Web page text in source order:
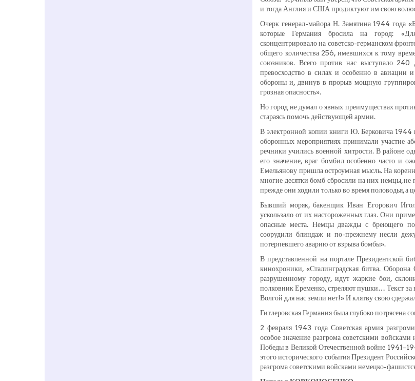
и тогда Англия и США продиктуют им свою
Очерк генерал-майора Н. Замятина 1944 года
которые Германия бросила на город:
сконцентрировало на советско-германском
общего количества 256, имевшихся к тому
союзников. Всего против нас выступало
превосходство в силах и особенно в авиации
обороны и, двинув в прорыв мощную
грозная опасность».
Но город не думал о явных преимуществах
стараясь помочь действующей армии.
В электронной копии книги Ю. Берковича 1944
оборонных мероприятиях принимали участие
речники учились военной хитрости. В районе
его значение, враг бомбил особенно часто и
Емельянову пришла остроумная мысль. На
многие десятки бомб сбросили на них немцы, не
прежде они ходили только во время половодья,
Бывший моряк, бакенщик Иван Егорович
ускользало от их настороженных глаз. Они
опасные места. Немцы дважды с бреющего
соорудили блиндаж и по-прежнему несли
потерпевшего аварию от взрыва бомбы».
В представленной на портале Президентской
кинохроники, «Сталинградская битва.
разрушенному городу, идут жаркие бои,
полковник Еременко, стреляют пушки… Текст за
Волгой для нас земли нет!» И клятву свою
Гитлеровская Германия была глубоко
2 февраля 1943 года Советская армия
особое значение разгрома советскими
Победы в Великой Отечественной войне
этого исторического события Президент
разгрома советскими войсками немецко-